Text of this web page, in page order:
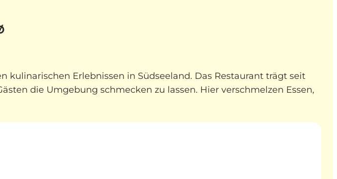
Erlebnissen in Südseeland. Das Restaurant trägt seit
die Umgebung schmecken zu lassen. Hier verschmelzen Essen,